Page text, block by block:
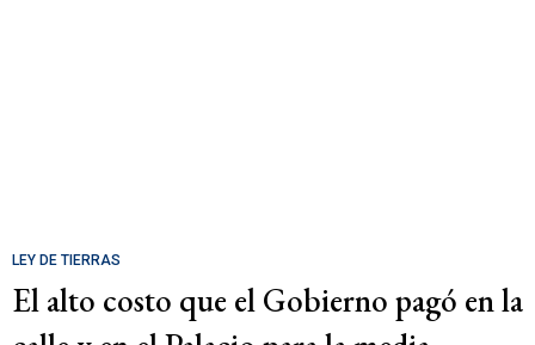
LEY DE TIERRAS
El alto costo que el Gobierno pagó en la